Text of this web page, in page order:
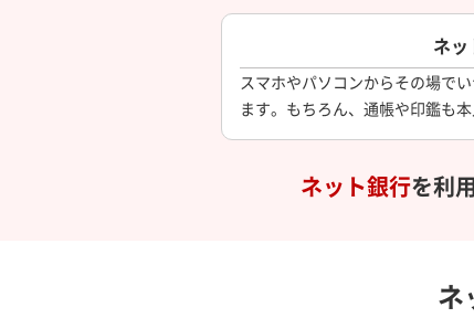
ネ
スマホやパソコンからその場で
ます。もちろん、通帳や印鑑も
ネット銀行を利
ネ